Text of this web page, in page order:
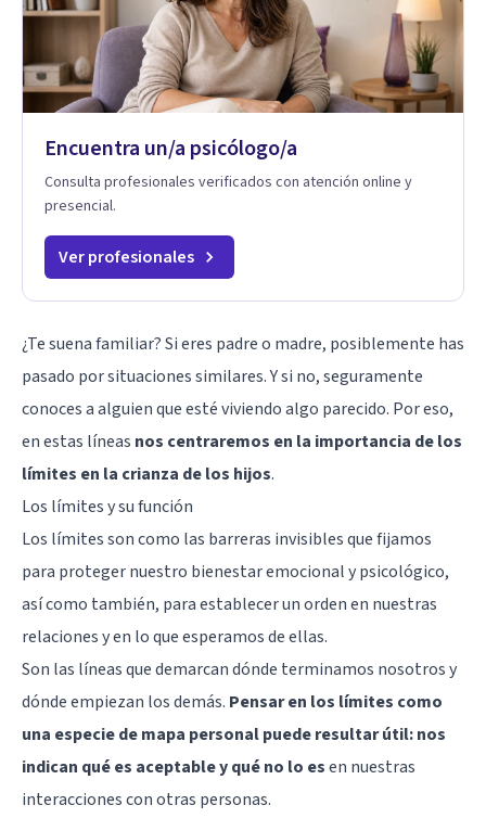
Encuentra un/a psicólogo/a
Consulta profesionales verificados con atención online y
presencial.
Ver profesionales
¿Te suena familiar? Si eres padre o madre, posiblemente has
pasado por situaciones similares. Y si no, seguramente
conoces a alguien que esté viviendo algo parecido. Por eso,
en estas líneas nos centraremos en la importancia de los
límites en la crianza de los hijos.
Los límites y su función
Los límites son como las barreras invisibles que fijamos
para proteger nuestro bienestar emocional y psicológico,
así como también, para establecer un orden en nuestras
relaciones y en lo que esperamos de ellas.
Son las líneas que demarcan dónde terminamos nosotros y
dónde empiezan los demás. Pensar en los límites como
una especie de mapa personal puede resultar útil: nos
indican qué es aceptable y qué no lo esen nuestras
interacciones con otras personas.